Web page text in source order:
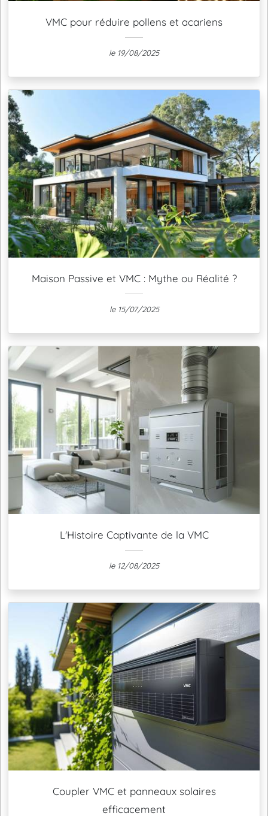
VMC pour réduire pollens et acariens
le 19/08/2025
Maison Passive et VMC : Mythe ou Réalité ?
le 15/07/2025
L'Histoire Captivante de la VMC
le 12/08/2025
Coupler VMC et panneaux solaires
efficacement